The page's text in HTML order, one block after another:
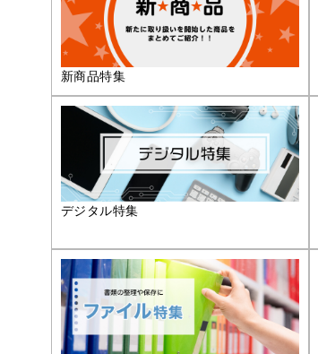
新商品特集
デジタル特集